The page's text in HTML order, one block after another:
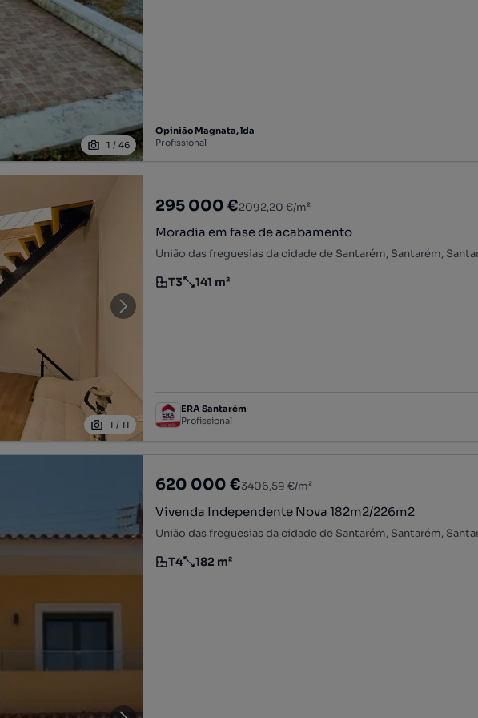
1 /46
Opinião Magnata, lda
Profissional
1 /11
295 000 €2092,20 €/m²
Moradia em fase de acabamento
União das freguesias da cidade de Santarém, Santarém,
Tipologia
T3
Preço por metro quadrado
141 m²
ERA Santarém
Profissional
620 000 €3406,59 €/m²
Vivenda Independente Nova 182m2/226m2
União das freguesias da cidade de Santarém, Santarém,
Tipologia
T4
Preço por metro quadrado
182 m²